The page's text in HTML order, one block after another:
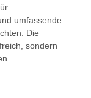
umfassende
Die
sondern